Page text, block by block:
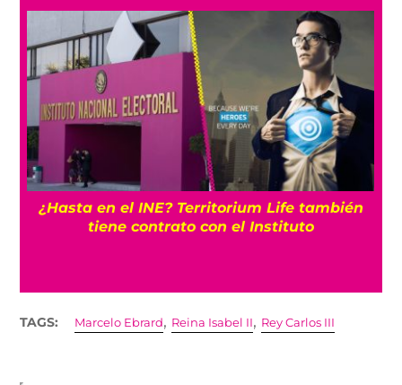
¿Hasta en el INE? Territorium Life también
tiene contrato con el Instituto
TAGS: Marcelo Ebrard, Reina Isabel II, Rey Carlos III